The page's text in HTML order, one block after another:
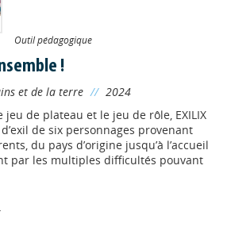
Outil pédagogique
!
et de la terre // 2024
de plateau et le jeu de rôle, EXILIX
de six personnages provenant
du pays d’origine jusqu’à l’accueil
par les multiples difficultés pouvant